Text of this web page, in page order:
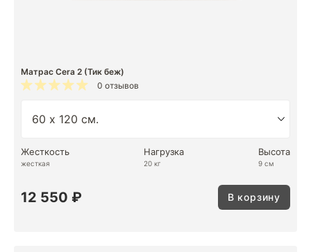
Матрас Cera 2 (Тик беж)
0 отзывов
Жесткость
жесткая
Нагрузка
20 кг
Высота
9 см
12 550 ₽ В корзину